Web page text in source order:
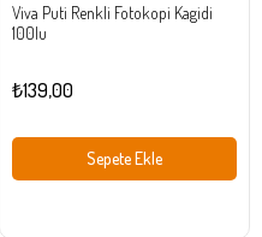
Viva Puti Renkli Fotokopi Kagidi
100lu
₺139,00
Sepete Ekle